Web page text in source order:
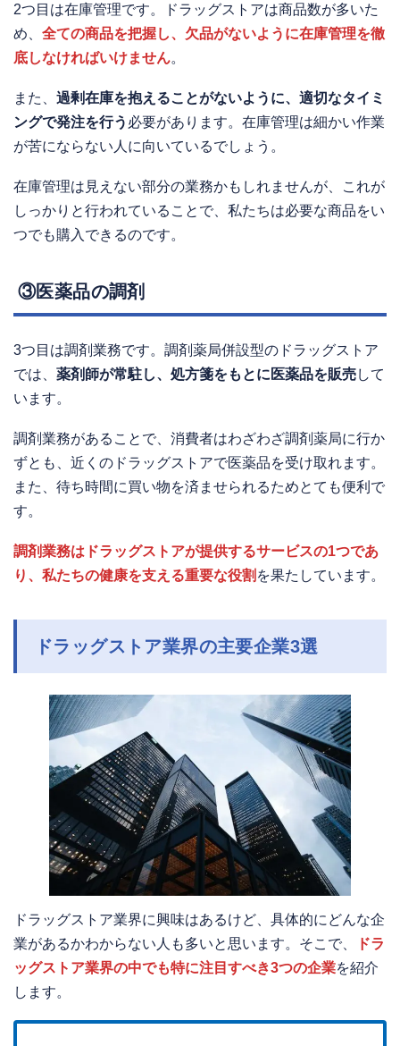
2つ目は在庫管理です。ドラッグストアは商品数が多いた
め、 全ての商品を把握し、欠品がないように在庫管理を徹
底しなければいけません。
また、 過剰在庫を抱えることがないように、適切なタイミ
ングで発注を行う 必要があります。在庫管理は細かい作業
が苦にならない人に向いているでしょう。
在庫管理は見えない部分の業務かもしれませんが、これが
しっかりと行われていることで、私たちは必要な商品をい
つでも購入できるのです。
③医薬品の調剤
3つ目は調剤業務です。調剤薬局併設型のドラッグストア
では、 薬剤師が常駐し、処方箋をもとに医薬品を販売して
います。
調剤業務があることで、消費者はわざわざ調剤薬局に行か
ずとも、近くのドラッグストアで医薬品を受け取れます。
また、待ち時間に買い物を済ませられるためとても便利で
す。
調剤業務はドラッグストアが提供するサービスの1つであ
り、私たちの健康を支える重要な役割 を果たしています。
ドラッグストア業界の主要企業3選
ドラッグストア業界に興味はあるけど、具体的にどんな企
業があるかわからない人も多いと思います。そこで、
ドラ
ッグストア業界の中でも特に注目すべき3つの企業を紹介
します。